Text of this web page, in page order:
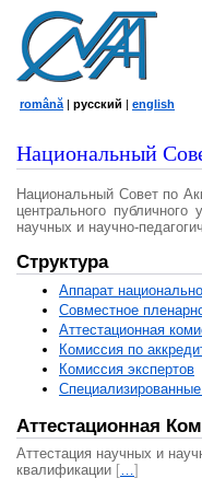
română | русский | english
Национальный
Национальный Совет по
центрального
научных и научно-
Структура
Аппарат
Совместное
Аттестационная
Комиссия по
Комиссия экспертов
Аттестационная
Аттестация научных и
квалификации […]